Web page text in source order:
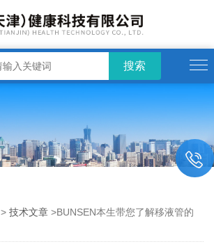
>技术文章 >BUNSEN本生带您了解移液管的